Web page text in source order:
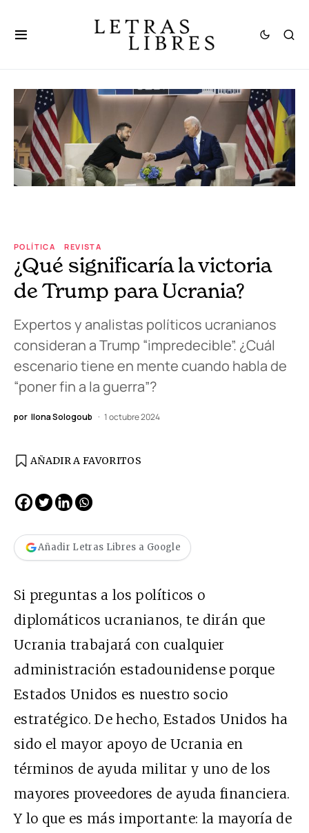
POLÍTICA REVISTA
¿Qué significaría la victoria
de Trump para Ucrania?
Expertos y analistas políticos ucranianos
consideran a Trump “impredecible”. ¿Cuál
escenario tiene en mente cuando habla de
“poner fin a la guerra”?
por Ilona Sologoub 1 octubre 2024
AÑADIR A FAVORITOS
Añadir Letras Libres a Google
Si preguntas a los políticos o
diplomáticos ucranianos, te dirán que
Ucrania trabajará con cualquier
administración estadounidense porque
Estados Unidos es nuestro socio
estratégico. De hecho, Estados Unidos ha
sido el mayor apoyo de Ucrania en
términos de ayuda militar y uno de los
mayores proveedores de ayuda financiera.
Y lo que es más importante: la mayoría de